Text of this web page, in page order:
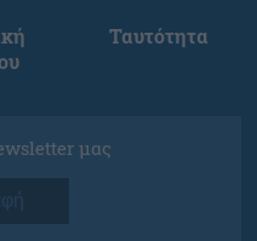
Ταυτότητα
μας